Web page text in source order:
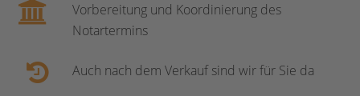
Vorbereitung und Koordinierung des
Notartermins
Auch nach dem Verkauf sind wir für Sie da